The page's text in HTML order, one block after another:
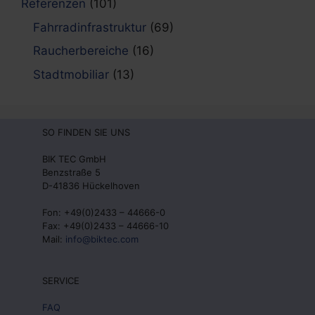
Referenzen (101)
Fahrradinfrastruktur (69)
Raucherbereiche (16)
Stadtmobiliar (13)
SO FINDEN SIE UNS
BIK TEC GmbH
Benzstraße 5
D-41836 Hückelhoven
Fon: +49(0)2433 – 44666-0
Fax: +49(0)2433 – 44666-10
Mail: info@biktec.com
SERVICE
FAQ